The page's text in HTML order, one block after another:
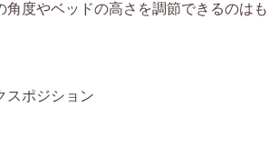
度やベッドの高さを調節できるのはも
スポジション